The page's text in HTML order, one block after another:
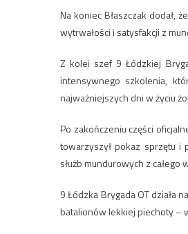
Na koniec Błaszczak dodał,
wytrwałości i satysfakcji z
Z kolei szef 9 Łódzkiej
intensywnego szkolenia,
najważniejszych dni w życiu
Po zakończeniu części
towarzyszył pokaz sprzętu i
służb mundurowych z całego
9 Łódzka Brygada OT działa
batalionów lekkiej piechoty –